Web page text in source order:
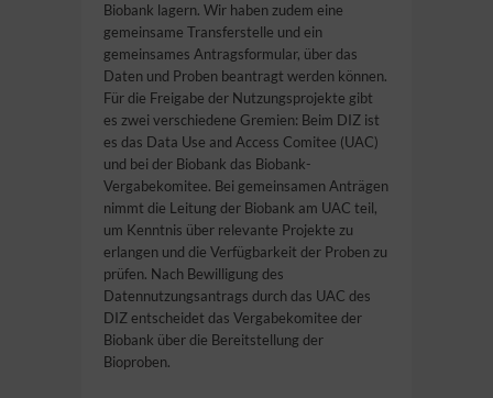
Biobank lagern. Wir haben zudem eine
gemeinsame Transferstelle und ein
gemeinsames Antragsformular, über das
Daten und Proben beantragt werden können.
Für die Freigabe der Nutzungsprojekte gibt
es zwei verschiedene Gremien: Beim DIZ ist
es das Data Use and Access Comitee (UAC)
und bei der Biobank das Biobank-
Vergabekomitee. Bei gemeinsamen Anträgen
nimmt die Leitung der Biobank am UAC teil,
um Kenntnis über relevante Projekte zu
erlangen und die Verfügbarkeit der Proben zu
prüfen. Nach Bewilligung des
Datennutzungsantrags durch das UAC des
DIZ entscheidet das Vergabekomitee der
Biobank über die Bereitstellung der
Bioproben.